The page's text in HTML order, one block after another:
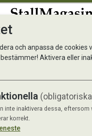
och anpassa de cookies
Aktivera eller
inte inaktivera dessa,
korrekt.